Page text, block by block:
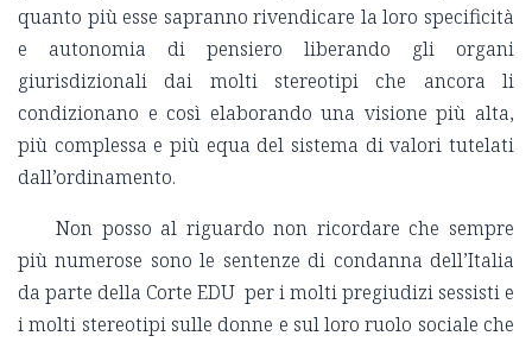
quanto più esse sapranno rivendicare la loro specificità
e autonomia di pensiero liberando gli organi
giurisdizionali dai molti stereotipi che ancora li
condizionano e così elaborando una visione più alta,
più complessa e più equa del sistema di valori tutelati
dall’ordinamento.
Non posso al riguardo non ricordare che sempre
più numerose sono le sentenze di condanna dell’Italia
da parte della Corte EDU per i molti pregiudizi sessisti e
i molti stereotipi sulle donne e sul loro ruolo sociale che